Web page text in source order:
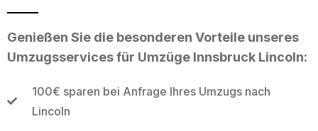
Genießen Sie die besonderen Vorteile unseres
Umzugsservices für Umzüge Innsbruck Lincoln:
100€ sparen bei Anfrage Ihres Umzugs nach
Lincoln